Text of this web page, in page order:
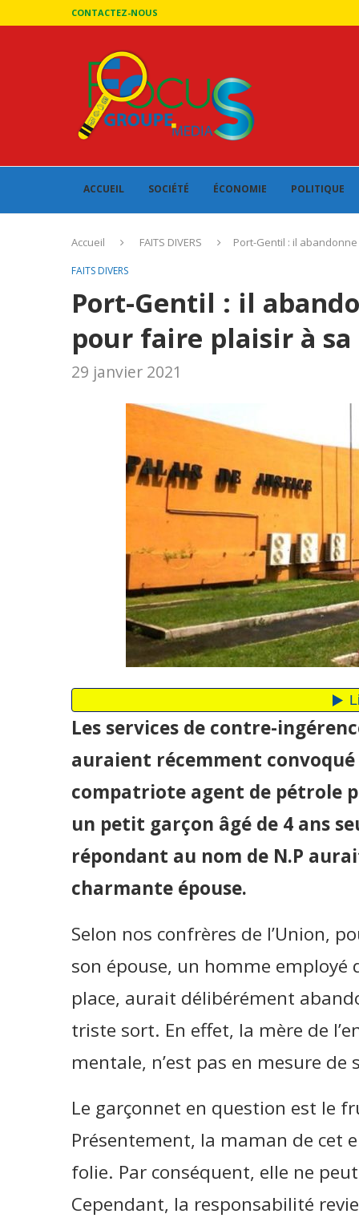
CONTACTEZ-NOUS
ACCUEIL SOCIÉTÉ ÉCONOMIE POLITIQUE
Accueil FAITS DIVERS Port-Gentil : il
FAITS DIVERS
Port-Gentil : il
pour faire plaisir à
29 janvier 2021
Les services de contre-
auraient récemment
compatriote agent de pétrole
un petit garçon âgé de 4 ans
répondant au nom de N.P
charmante épouse.
Selon nos confrères de l’Union,
son épouse, un homme employé
place, aurait délibérément
triste sort. En effet, la mère de
mentale, n’est pas en mesure de
Le garçonnet en question est le
Présentement, la maman de cet
folie. Par conséquent, elle ne
Cependant, la responsabilité